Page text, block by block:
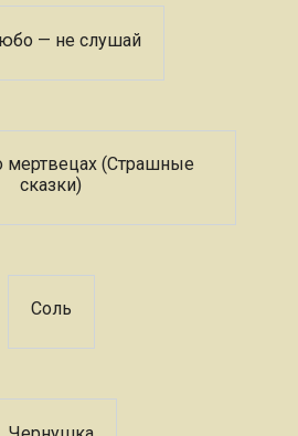
— не слушай
мертвецах (Страшные
сказки)
Соль